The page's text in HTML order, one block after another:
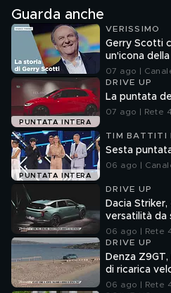
Guarda anche
VERISSIMO
Gerry Scotti
un'icona
07 ago |
PUNTATA INTERA
DRIVE UP
La puntata
07 ago | Rete 4
PUNTATA INTERA
TIM BATTITI
Sesta
06 ago |
DRIVE UP
Dacia
versatilità da
06 ago | Rete
DRIVE UP
Denza
di ricarica
06 ago | Rete